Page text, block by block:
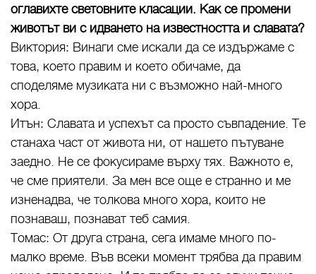
оглавихте световните класации. Как се промени
животът ви с идването на известността и славата?
Виктория: Винаги сме искали да се издържаме с
това, което правим и което обичаме, да
споделяме музиката ни с възможно най-много
хора.
Итън: Славата и успехът са просто съвпадение. Те
станаха част от живота ни, от нашето пътуване
заедно. Не се фокусираме върху тях. Важното е,
че сме приятели. За мен все още е странно и ме
изненадва, че толкова много хора, които не
познаваш, познават теб самия.
Томас: От друга страна, сега имаме много по-
малко време. Във всеки момент трябва да правим